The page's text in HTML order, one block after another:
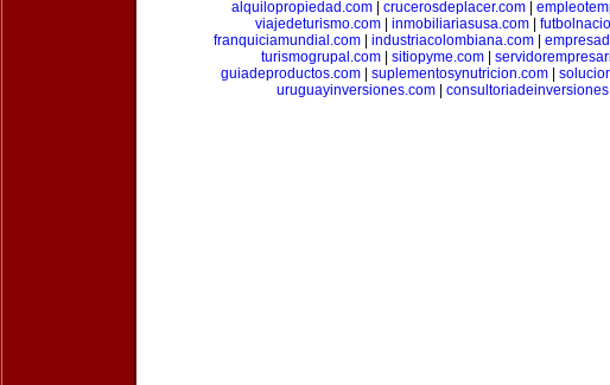
alquilopropiedad.com| crucerosdeplacer.com|
viajedeturismo.com| inmobiliariasusa.com|
franquiciamundial.com
industriacolombiana.com
turismogrupal.com
sitiopyme.com
guiadeproductos.com
suplementosynutricion.com
uruguayinversiones.com